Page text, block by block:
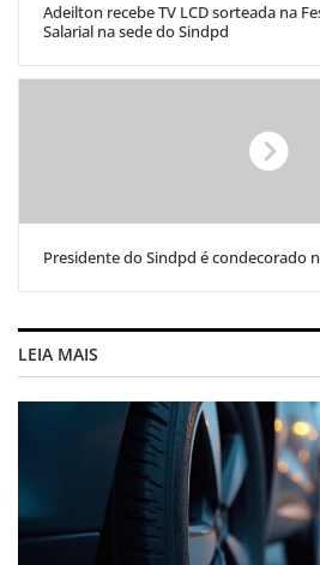
Adeilton recebe TV LCD sorteada na
Salarial na sede do Sindpd
Presidente do Sindpd é condecorado
LEIA MAIS